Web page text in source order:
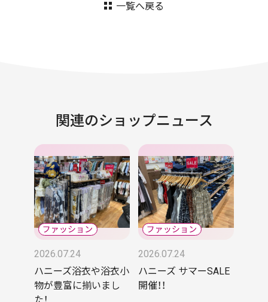
一覧へ戻る
関連のショップニュース
2026.07.24
ハニーズ浴衣や浴衣小
物が豊富に揃いまし
2026.07.24
ハニーズ サマーSALE
開催！！